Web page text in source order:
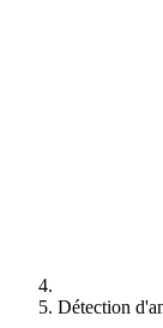
Détection